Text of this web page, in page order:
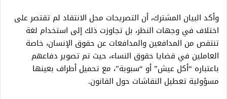
وأكد البيان المشترك، أن التصريحات محل الانتقاد لم تقتصر على
اختلاف في وجهات النظر، بل تجاوزت ذلك إلى استخدام لغة
تنتقص من المدافعين والمدافعات عن حقوق الإنسان، خاصة
العاملين في قضايا حقوق النساء، حيث تم تصوير دفاعهم
باعتباره “أكل عيش” أو “سبوبة”، مع تحميل أطراف بعينها
مسؤولية تعطيل النقاشات حول القانون.